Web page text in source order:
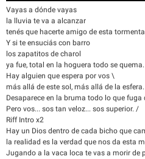
Vayas a dónde vayas
la lluvia te va a alcanzar
tenés que hacerte amigo de esta
Y si te ensuciás con barro
los zapatitos de charol
ya fue, total en la hoguera todo se quema.
Hay alguien que espera por vos \
más allá de este sol, más allá de la esfera.
Desaparece en la bruma todo lo que fuga
Pero vos... sos tan veloz... sos superior. /
Riff Intro x2
Hay un Dios dentro de cada bicho que
la realidad es la verdad que nos da esta
Jugando a la vaca loca te vas a morir de